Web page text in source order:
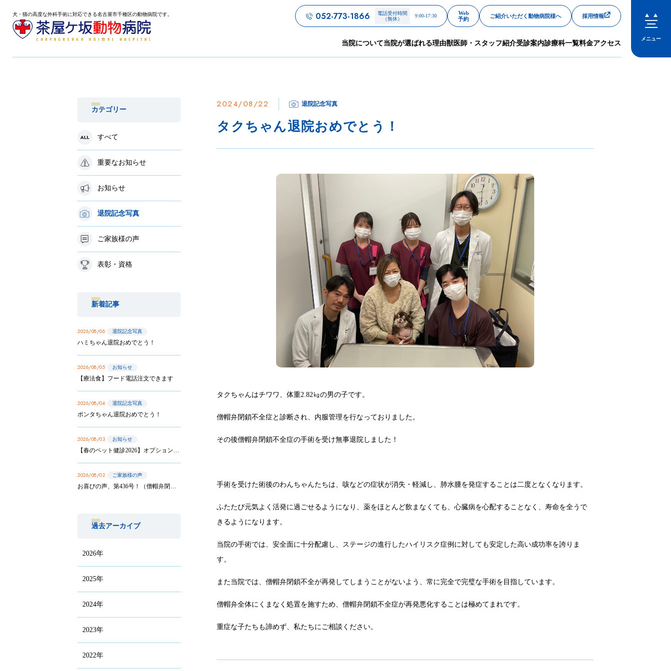
犬・猫の高度な外科手術に対応できる名古屋市千種区の動物病院です。 052-773-1866
電話受付時間
（無休）
9:00-17:30
Web
予約
ご紹介いただく動物病院様へ 採用情報
当院について当院が選ばれる理由獣医師・スタッフ紹介受診案内診療科一覧料金アクセス
メニュー
カテゴリー
すべて
重要なお知らせ
お知らせ
退院記念写真
ご家族様の声
表彰・資格
新着記事
2026/08/06 退院記念写真
ハミちゃん退院おめでとう！
2026/08/05 お知らせ
【療法食】フード電話注文できます
2026/08/04 退院記念写真
ポンタちゃん退院おめでとう！
2026/08/03 お知らせ
【春のペット健診2026】オプション実施は8/31まで！
2026/08/02 ご家族様の声
お喜びの声、第436号！（僧帽弁閉鎖不全症の手術を受けたサニーちゃんのご家族から）
過去アーカイブ
2026年
2025年
2024年
2023年
2022年
2024/08/22 退院記念写真
タクちゃん退院おめでとう！
タクちゃんはチワワ、体重2.82㎏の男の子です。
僧帽弁閉鎖不全症と診断され、内服管理を行なっておりました。
その後僧帽弁閉鎖不全症の手術を受け無事退院しました！
手術を受けた術後のわんちゃんたちは、咳などの症状が消失・軽減し、肺水腫を発症することは二度となくなります。
ふたたび元気よく活発に過ごせるようになり、薬をほとんど飲まなくても、心臓病を心配することなく、寿命を全うで
きるようになります。
当院の手術では、安全面に十分配慮し、ステージの進行したハイリスク症例に対しても安定した高い成功率を誇りま
す。
また当院では、僧帽弁閉鎖不全が再発してしまうことがないよう、常に完全で完璧な手術を目指しています。
僧帽弁全体にくまなく処置を施すため、僧帽弁閉鎖不全症が再発悪化することは極めてまれです。
重症な子たちも諦めず、私たちにご相談ください。